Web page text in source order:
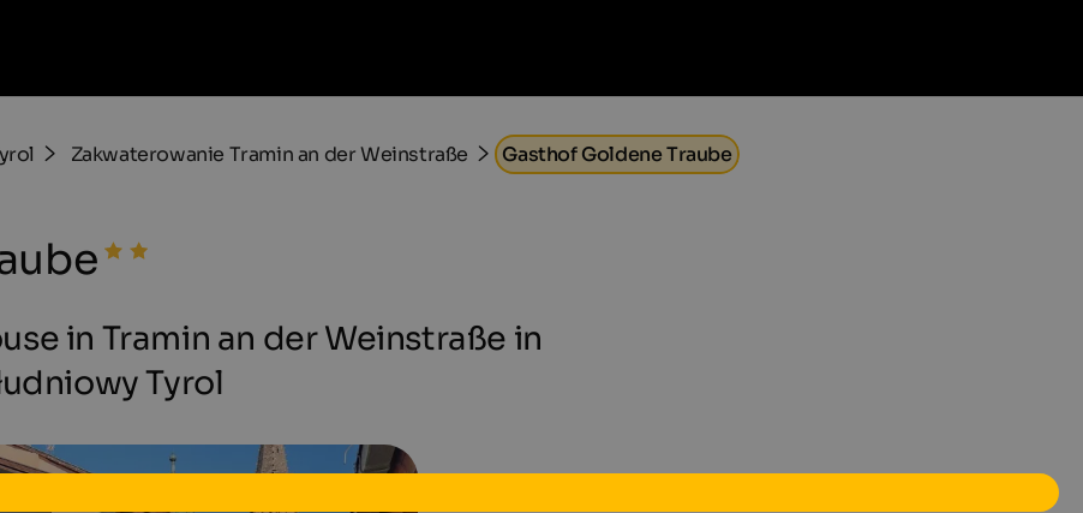
Zakwaterowanie Tramin an der Weinstraße Gasthof Goldene Traube
in Tramin an der Weinstraße in
Tyrol